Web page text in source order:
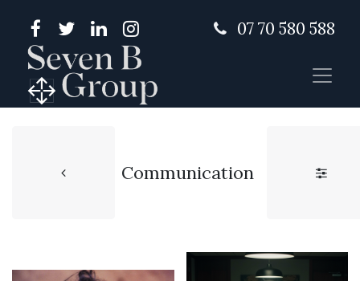
07 70 580 588
Communication